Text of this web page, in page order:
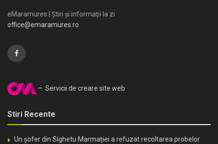
eMaramures | Știri și informații la zi
office@emaramures.ro
– Servicii de creare site web
Stiri Recente
Un șofer din Sighetu Marmației a refuzat recoltarea probelor